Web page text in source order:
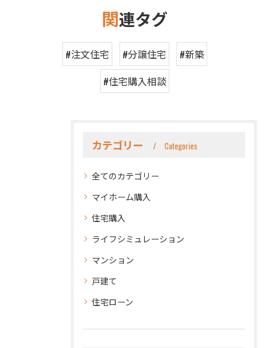
関連タグ
#注文住宅 #分譲住宅
#新築
#住宅購入相談
カテゴリー Categories
全てのカテゴリー
マイホーム購入
住宅購入
ライフシミュレーション
マンション
戸建て
住宅ローン